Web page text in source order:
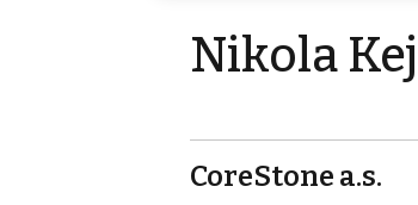
Nikola
CoreStone a.s.